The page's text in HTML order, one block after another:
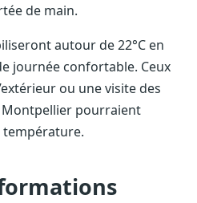
de main.
autour de 22°C en
journée confortable. Ceux
ou une visite des
pourraient
température.